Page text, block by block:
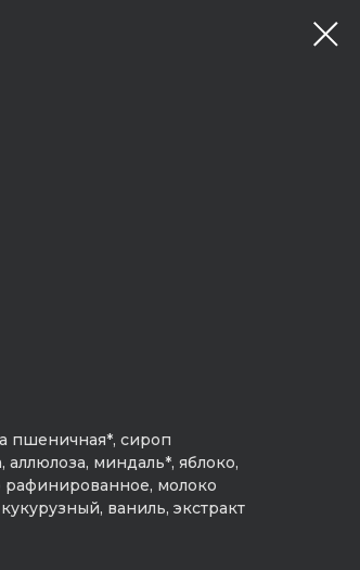
пшеничная*, сироп
миндаль*, яблоко,
рафинированное, молоко
ваниль, экстракт